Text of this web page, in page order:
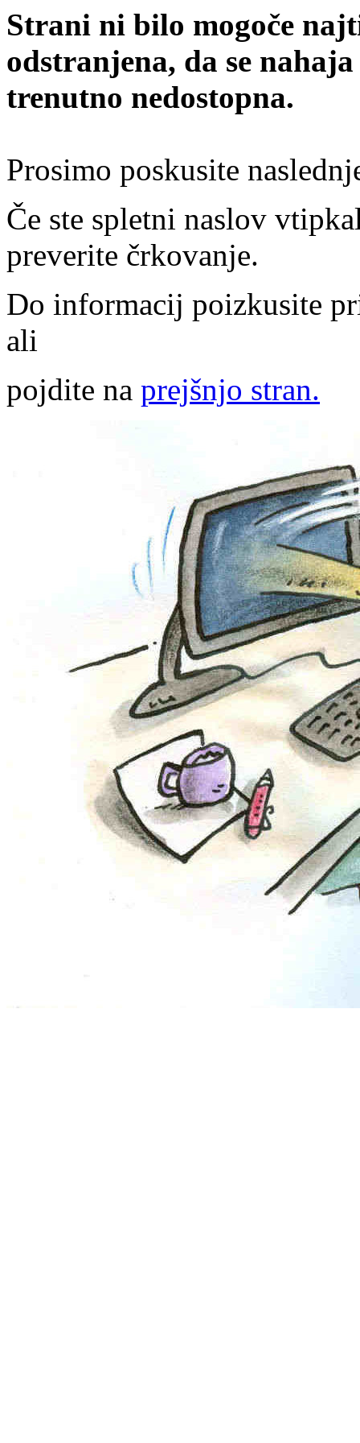
Strani ni bilo mogoče
odstranjena, da se
trenutno nedostopna.
Prosimo poskusite
Če ste spletni naslov
preverite črkovanje.
Do informacij poizkusite
ali
pojdite na prejšnjo stran.